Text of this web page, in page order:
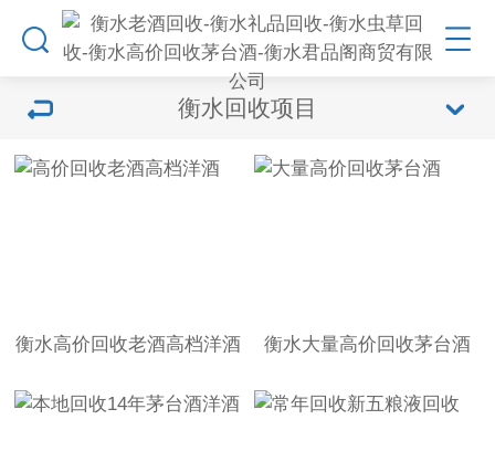
衡水回收项目
衡水高价回收老酒高档洋酒 衡水大量高价回收茅台酒